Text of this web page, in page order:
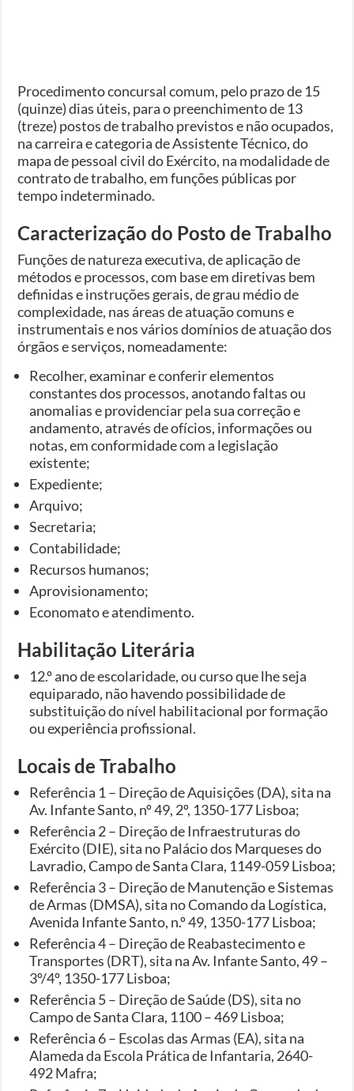
Procedimento concursal comum, pelo prazo de 15
(quinze) dias úteis, para o preenchimento de 13
(treze) postos de trabalho previstos e não ocupados,
na carreira e categoria de Assistente Técnico, do
mapa de pessoal civil do Exército, na modalidade de
contrato de trabalho, em funções públicas por
tempo indeterminado.
Caracterização do Posto de Trabalho
Funções de natureza executiva, de aplicação de
métodos e processos, com base em diretivas bem
definidas e instruções gerais, de grau médio de
complexidade, nas áreas de atuação comuns e
instrumentais e nos vários domínios de atuação dos
órgãos e serviços, nomeadamente:
Recolher, examinar e conferir elementos
constantes dos processos, anotando faltas ou
anomalias e providenciar pela sua correção e
andamento, através de ofícios, informações ou
notas, em conformidade com a legislação
existente;
Expediente;
Arquivo;
Secretaria;
Contabilidade;
Recursos humanos;
Aprovisionamento;
Economato e atendimento.
Habilitação Literária
12.º ano de escolaridade, ou curso que lhe seja
equiparado, não havendo possibilidade de
substituição do nível habilitacional por formação
ou experiência profissional.
Locais de Trabalho
Referência 1 – Direção de Aquisições (DA), sita na
Av. Infante Santo, nº 49, 2º, 1350-177 Lisboa;
Referência 2 – Direção de Infraestruturas do
Exército (DIE), sita no Palácio dos Marqueses do
Lavradio, Campo de Santa Clara, 1149-059 Lisboa;
Referência 3 – Direção de Manutenção e Sistemas
de Armas (DMSA), sita no Comando da Logística,
Avenida Infante Santo, n.º 49, 1350-177 Lisboa;
Referência 4 – Direção de Reabastecimento e
Transportes (DRT), sita na Av. Infante Santo, 49 –
3º/4º, 1350-177 Lisboa;
Referência 5 – Direção de Saúde (DS), sita no
Campo de Santa Clara, 1100 – 469 Lisboa;
Referência 6 – Escolas das Armas (EA), sita na
Alameda da Escola Prática de Infantaria, 2640-
492 Mafra;